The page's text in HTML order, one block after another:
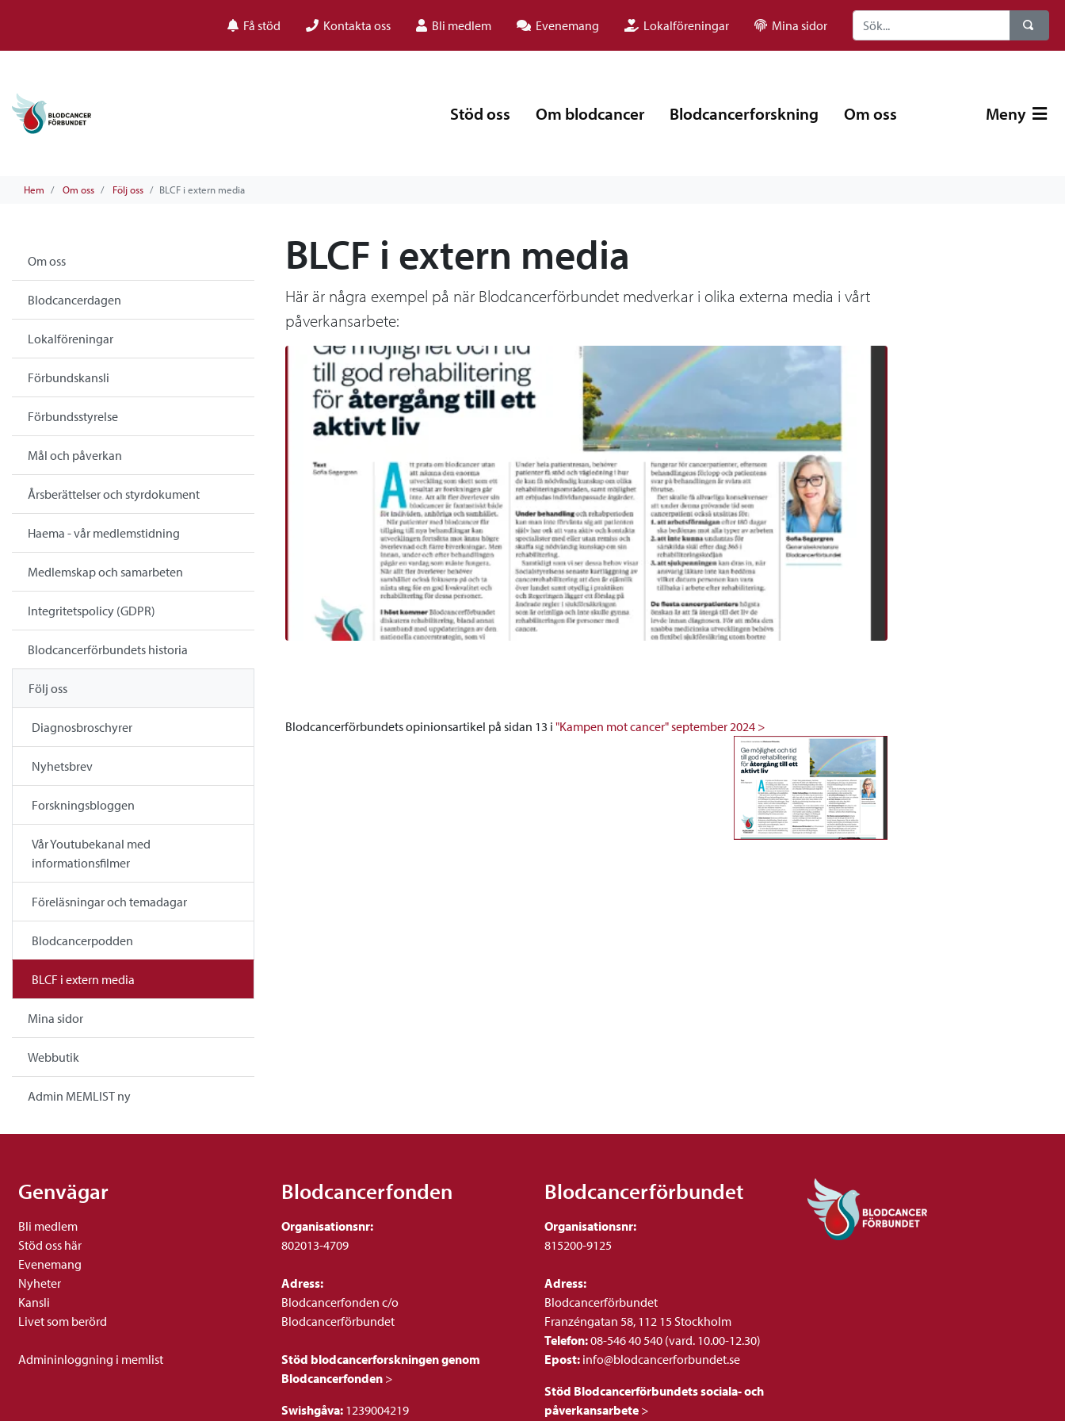
Få stöd Kontakta oss Bli medlem Evenemang Lokalföreningar Mina sidor
Stöd oss Om blodcancer Blodcancerforskning Om oss Meny
Hem Om oss Följ oss BLCF i extern media
Om oss
Blodcancerdagen
Lokalföreningar
Förbundskansli
Förbundsstyrelse
Mål och påverkan
Årsberättelser och styrdokument
Haema - vår medlemstidning
Medlemskap och samarbeten
Integritetspolicy (GDPR)
Blodcancerförbundets historia
Följ oss
Diagnosbroschyrer
Nyhetsbrev
Forskningsbloggen
Vår Youtubekanal med
informationsfilmer
Föreläsningar och temadagar
Blodcancerpodden
BLCF i extern media
Mina sidor
Webbutik
Admin MEMLIST ny
BLCF i extern media
Här är några exempel på när Blodcancerförbundet medverkar i olika externa media i vårt
påverkansarbete:
Blodcancerförbundets opinionsartikel på sidan 13 i "Kampen mot cancer" september 2024 >
Genvägar
Bli medlem
Stöd oss här
Evenemang
Nyheter
Kansli
Livet som berörd
Admininloggning i memlist
Blodcancerfonden
Organisationsnr:
802013-4709
Adress:
Blodcancerfonden c/o
Blodcancerförbundet
Stöd blodcancerforskningen genom
Blodcancerfonden >
Swishgåva: 1239004219
Blodcancerförbundet
Organisationsnr:
815200-9125
Adress:
Blodcancerförbundet
Franzéngatan 58, 112 15 Stockholm
Telefon:08-546 40 540 (vard. 10.00-12.30)
Epost: info@blodcancerforbundet.se
Stöd Blodcancerförbundets sociala- och
påverkansarbete >